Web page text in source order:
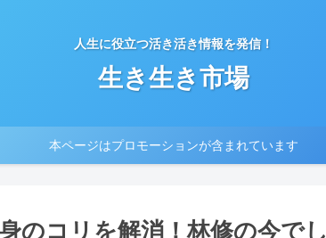
人生に役立つ活き活き情報を発信！
生き生き市場
本ページはプロモーションが含まれています
のコリを解消！林修の今でし